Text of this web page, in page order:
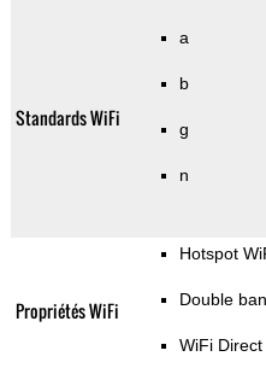
Standards WiFi
a
b
g
n
Propriétés WiFi
Hotspot
Double
WiFi Direct